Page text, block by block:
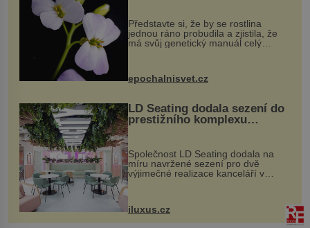
Představte si, že by se rostlina
jednou ráno probudila a zjistila, že
má svůj genetický manuál celý
vstupenka...
epochalnisvet.cz
LD Seating dodala sezení do
prestižního komplexu
MediaCityUK v Salfordu
Společnost LD Seating dodala na
míru navržené sezení pro dvě
výjimečné realizace kanceláří v
areálu MediaCityUK v anglickém
budov Media...
iluxus.cz